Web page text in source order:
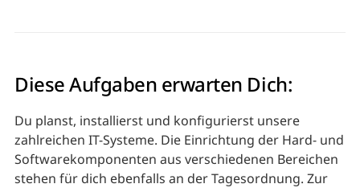
Diese Aufgaben erwarten Dich:
Du planst, installierst und konfigurierst unsere
zahlreichen IT-Systeme. Die Einrichtung der Hard- und
Softwarekomponenten aus verschiedenen Bereichen
stehen für dich ebenfalls an der Tagesordnung. Zur